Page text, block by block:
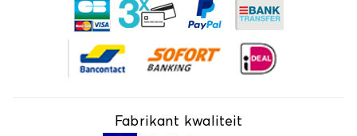
Fabrikant kwaliteit